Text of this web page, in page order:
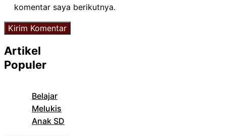
komentar saya berikutnya.
Artikel
Populer
Belajar
Melukis
Anak SD